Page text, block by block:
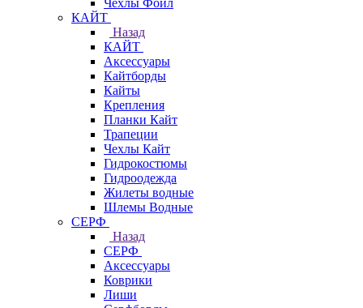
Чехлы Фойл
КАЙТ
Назад
КАЙТ
Аксессуары
Кайтборды
Кайты
Крепления
Планки Кайт
Трапеции
Чехлы Кайт
Гидрокостюмы
Гидроодежда
Жилеты водные
Шлемы Водные
СЕРФ
Назад
СЕРФ
Аксессуары
Коврики
Лиши